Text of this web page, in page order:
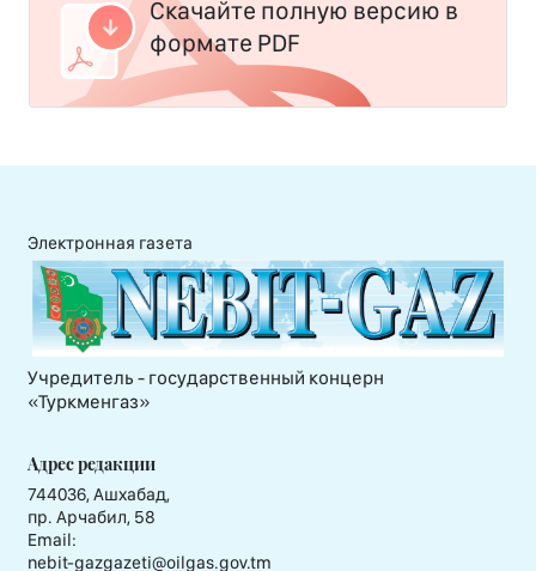
Скачайте полную версию в
формате PDF
Электронная газета
Учредитель - государственный концерн
«Туркменгаз»
Адрес редакции
744036, Ашхабад,
пр. Арчабил, 58
Email:
nebit-gazgazeti@oilgas.gov.tm